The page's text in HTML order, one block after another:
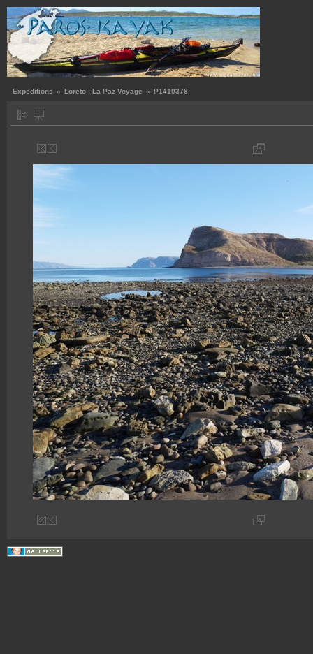
Expeditions » Loreto - La Paz Voyage » P1410378